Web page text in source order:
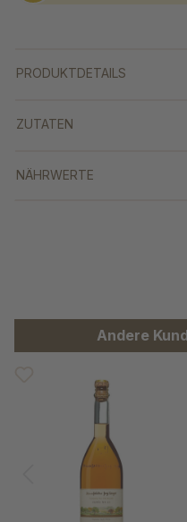
PRODUKTDETAILS
ZUTATEN
NÄHRWERTE
Produktgalerie überspringen
Andere